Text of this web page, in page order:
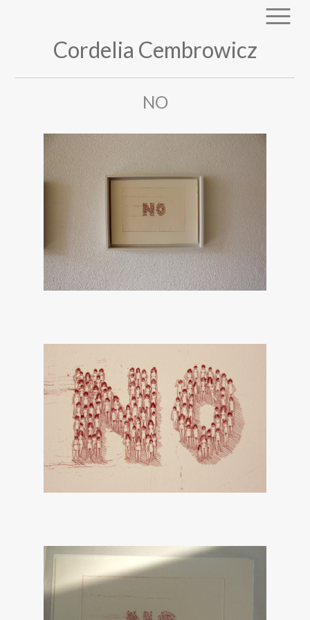
Cordelia Cembrowicz
NO